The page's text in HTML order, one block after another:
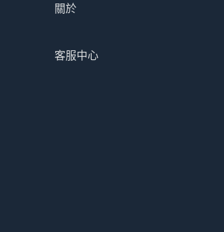
關於
客服中心